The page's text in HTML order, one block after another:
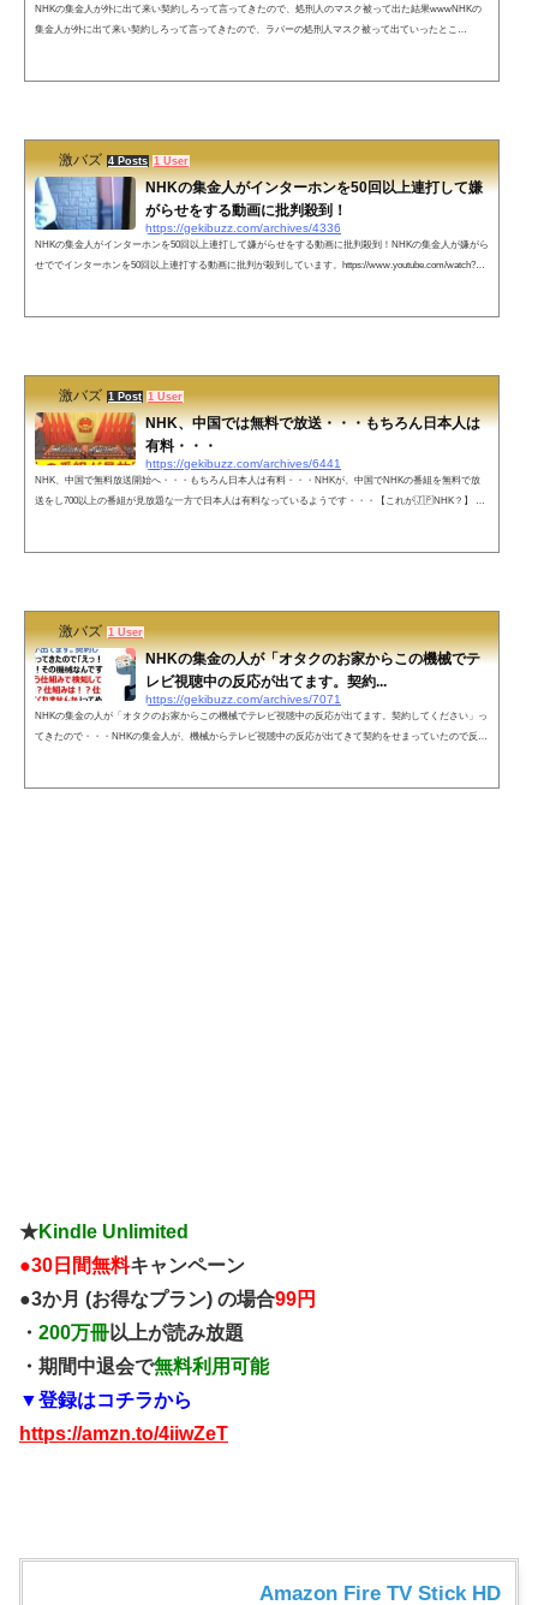
NHKの集金人が外に出て来い契約しろって言ってきたので、処刑人のマスク被って出た結果wwwNHKの
集金人が外に出て来い契約しろって言ってきたので、ラバーの処刑人マスク被って出ていったとこ
激バズ 4 Posts 1 User
NHKの集金人がインターホンを50回以上連打して嫌
がらせをする動画に批判殺到！
https://gekibuzz.com/archives/4336
NHKの集金人がインターホンを50回以上連打して嫌がらせをする動画に批判殺到！NHKの集金人が嫌がら
せででインターホンを50回以上連打する動画に批判が殺到しています。https://www.youtube.com/watch?v=
激バズ 1 Post 1 User
NHK、中国では無料で放送・・・もちろん日本人は
有料・・・
https://gekibuzz.com/archives/6441
NHK、中国で無料放送開始へ・・・もちろん日本人は有料・・・NHKが、中国でNHKの番組を無料で放
送をし700以上の番組が見放題な一方で日本人は有料なっているようです・・・【これが🇯🇵NHK？】 pi
激バズ 1 User
NHKの集金の人が「オタクのお家からこの機械でテ
レビ視聴中の反応が出てます。契約...
https://gekibuzz.com/archives/7071
NHKの集金の人が「オタクのお家からこの機械でテレビ視聴中の反応が出てます。契約してください」っ
てきたので・・・NHKの集金人が、機械からテレビ視聴中の反応が出てきて契約をせまっていたので反論
★Kindle Unlimited
●30日間無料キャンペーン
●3か月 (お得なプラン) の場合99円
・ 200万冊以上が読み放題
・期間中退会で無料利用可能
▼登録はコチラから
https://amzn.to/4iiwZeT
Amazon Fire TV Stick HD